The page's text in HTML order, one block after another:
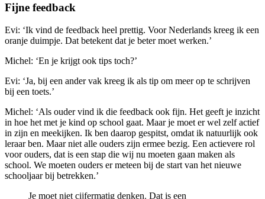
Fijne feedback
Evi: ‘Ik vind de feedback heel prettig. Voor Nederlands kreeg ik een
oranje duimpje. Dat betekent dat je beter moet werken.’
Michel: ‘En je krijgt ook tips toch?’
Evi: ‘Ja, bij een ander vak kreeg ik als tip om meer op te schrijven
bij een toets.’
Michel: ‘Als ouder vind ik die feedback ook fijn. Het geeft je inzicht
in hoe het met je kind op school gaat. Maar je moet er wel zelf actief
in zijn en meekijken. Ik ben daarop gespitst, omdat ik natuurlijk ook
leraar ben. Maar niet alle ouders zijn ermee bezig. Een actievere rol
voor ouders, dat is een stap die wij nu moeten gaan maken als
school. We moeten ouders er meteen bij de start van het nieuwe
schooljaar bij betrekken.’
Je moet niet cijfermatig denken. Dat is een